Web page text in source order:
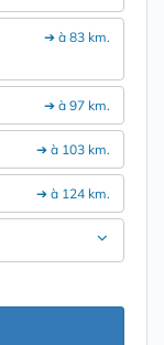
➔ à 83 km.
➔ à 97 km.
➔ à 103 km.
➔ à 124 km.